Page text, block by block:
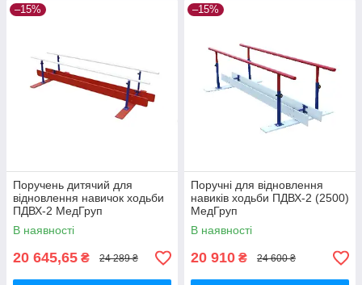
–15%
Поручень дитячий для
відновлення навичок ходьби
ПДВХ-2 МедГруп
В наявності
20 645,65 ₴ 24 289 ₴
–15%
Поручні для відновлення
навиків ходьби ПДВХ-2 (2500)
МедГруп
В наявності
20 910 ₴ 24 600 ₴